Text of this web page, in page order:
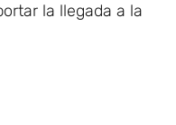
la llegada a la